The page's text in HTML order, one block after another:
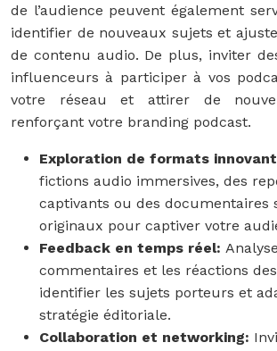
de l’audience peuvent également
identifier de nouveaux sujets et
de contenu audio. De plus, inviter
influenceurs à participer à vos
votre réseau et attirer de
renforçant votre branding podcast.
Exploration de formats
fictions audio immersives, des
captivants ou des documentaires
originaux pour captiver votre
Feedback en temps réel:
commentaires et les réactions
identifier les sujets porteurs et
stratégie éditoriale.
Collaboration et networking: